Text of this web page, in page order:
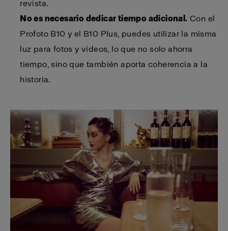
revista.
No es necesario dedicar tiempo adicional. Con el
Profoto B10 y el B10 Plus, puedes utilizar la misma
luz para fotos y vídeos, lo que no solo ahorra
tiempo, sino que también aporta coherencia a la
historia.